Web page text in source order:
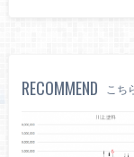
RECOMMEND こち